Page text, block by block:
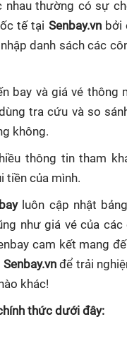
thường có sự
tế tại Senbay.vnbởi
danh sách các
bay và giá vé thông
tra cứu và so
không.
thông tin tham
tiền của mình.
luôn cập nhật
như giá vé của
cam kết mang
Senbay.vnđể trải
khác!
thức dưới đây: